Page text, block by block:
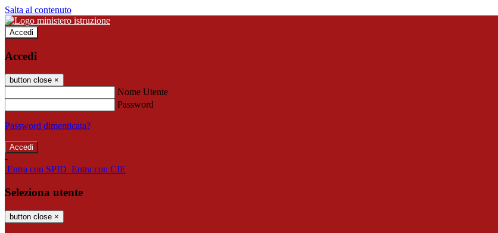
Salta al contenuto
Accedi
Accedi
button close ×
Nome Utente
Password
Password dimenticata?
-
Entra con SPID Entra con CIE
Seleziona utente
button close ×